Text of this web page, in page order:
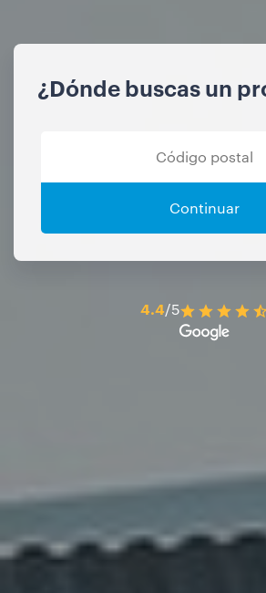
¿Dónde buscas un
Continuar
4.4/5